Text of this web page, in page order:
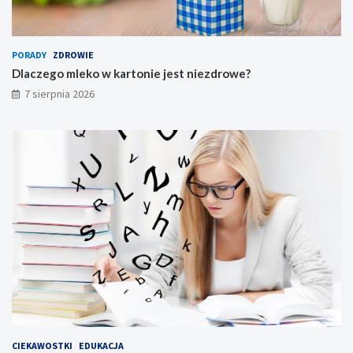
PORADY ZDROWIE
Dlaczego mleko w kartonie jest niezdrowe?
7 sierpnia 2026
CIEKAWOSTKI EDUKACJA